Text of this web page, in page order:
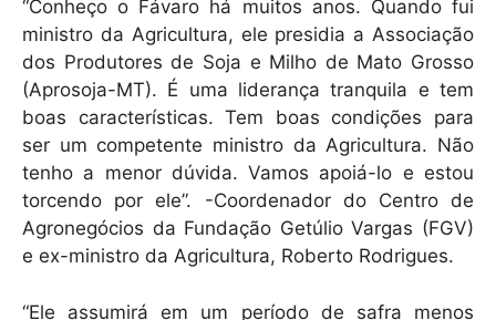
“Conheço o Fávaro há muitos anos. Quando fui
ministro da Agricultura, ele presidia a Associação
dos Produtores de Soja e Milho de Mato Grosso
(Aprosoja-MT). É uma liderança tranquila e tem
boas características. Tem boas condições para
ser um competente ministro da Agricultura. Não
tenho a menor dúvida. Vamos apoiá-lo e estou
torcendo por ele”. -Coordenador do Centro de
Agronegócios da Fundação Getúlio Vargas (FGV)
e ex-ministro da Agricultura, Roberto Rodrigues.
“Ele assumirá em um período de safra menos